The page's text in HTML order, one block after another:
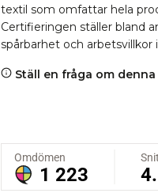
textil som omfattar hela
Certifieringen ställer bland
spårbarhet och arbetsvillkor
Ställ en fråga om